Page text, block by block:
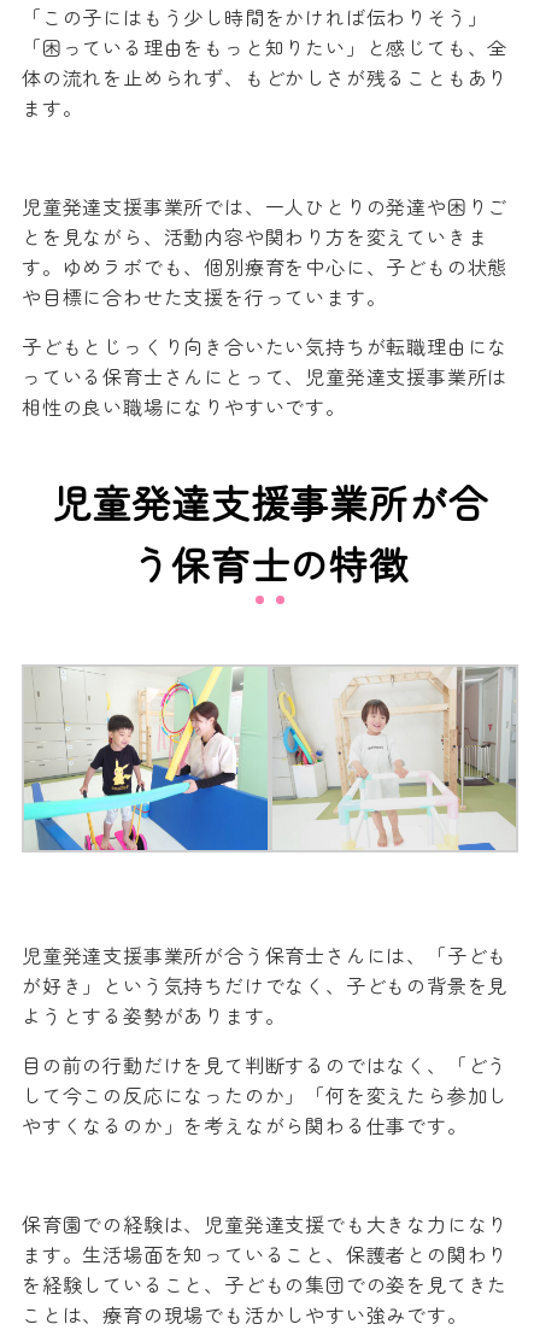
「この子にはもう少し時間をかければ伝わりそう」
「困っている理由をもっと知りたい」と感じても、全
体の流れを止められず、もどかしさが残ることもあり
ます。
児童発達支援事業所では、一人ひとりの発達や困りご
とを見ながら、活動内容や関わり方を変えていきま
す。ゆめラボでも、個別療育を中心に、子どもの状態
や目標に合わせた支援を行っています。
子どもとじっくり向き合いたい気持ちが転職理由にな
っている保育士さんにとって、児童発達支援事業所は
相性の良い職場になりやすいです。
児童発達支援事業所が合
う保育士の特徴
児童発達支援事業所が合う保育士さんには、「子ども
が好き」という気持ちだけでなく、子どもの背景を見
ようとする姿勢があります。
目の前の行動だけを見て判断するのではなく、「どう
して今この反応になったのか」「何を変えたら参加し
やすくなるのか」を考えながら関わる仕事です。
保育園での経験は、児童発達支援でも大きな力になり
ます。生活場面を知っていること、保護者との関わり
を経験していること、子どもの集団での姿を見てきた
ことは、療育の現場でも活かしやすい強みです。